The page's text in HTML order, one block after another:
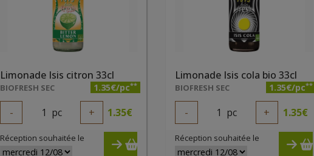
Limonade Isis citron 33cl
BIOFRESH SEC 1.35€/pc**
- 1 pc + 1.35€
Réception souhaitée le
Limonade Isis cola bio 33cl
BIOFRESH SEC 1.35€/pc**
- 1 pc + 1.35€
Réception souhaitée le